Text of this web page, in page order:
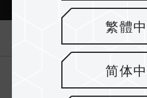
繁體
简体